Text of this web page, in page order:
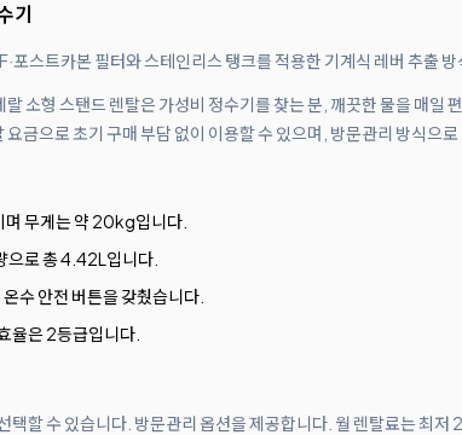
기
포스트카본 필터와 스테인리스 탱크를 적용한 기계식 레버 추출
소형 스탠드 렌탈은 가성비 정수기를 찾는 분, 깨끗한 물을 매일
금으로 초기 구매 부담 없이 이용할 수 있으며, 방문관리 방식으로
무게는 약 20kg입니다.
으로 총 4.42L입니다.
수 안전 버튼을 갖췄습니다.
율은 2등급입니다.
택할 수 있습니다. 방문관리 옵션을 제공합니다. 월 렌탈료는 최